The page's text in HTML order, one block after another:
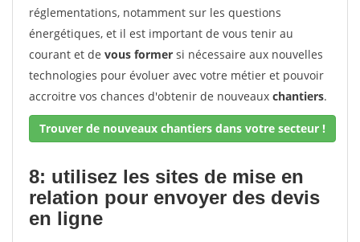
réglementations, notamment sur les questions
énergétiques, et il est important de vous tenir au
courant et de vous former si nécessaire aux nouvelles
technologies pour évoluer avec votre métier et pouvoir
accroitre vos chances d'obtenir de nouveaux chantiers.
Trouver de nouveaux chantiers dans votre secteur !
8: utilisez les sites de mise en
relation pour envoyer des devis
en ligne